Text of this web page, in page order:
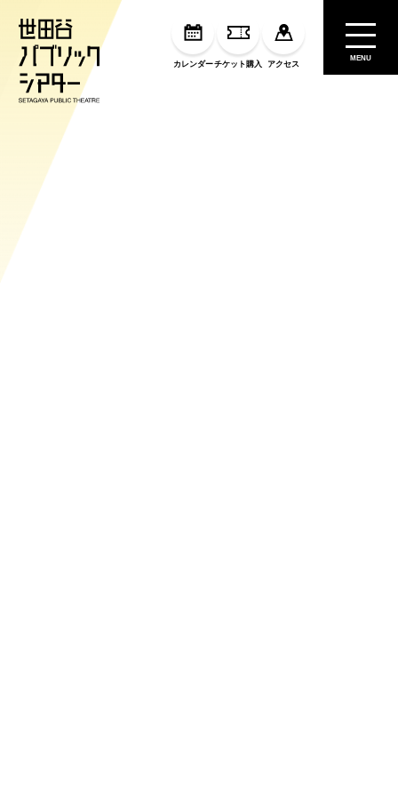
カレンダーチケット購入 アクセス
MENU